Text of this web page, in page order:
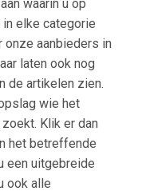
waarin u op
in elke categorie
aanbieders in
laten ook nog
de artikelen zien.
wie het
Klik er dan
het betreffende
een uitgebreide
ook alle